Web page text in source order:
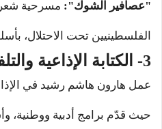
"عصافير الشوك": مسرحية
الفلسطينيين تحت الاحتلال،
3- الكتابة الإذاعية والتلفزيونية:
عمل هارون هاشم رشيد في
حيث قدّم برامج أدبية ووطنية،